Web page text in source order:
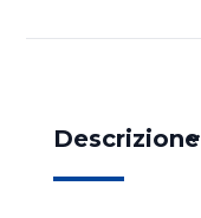
Descrizione